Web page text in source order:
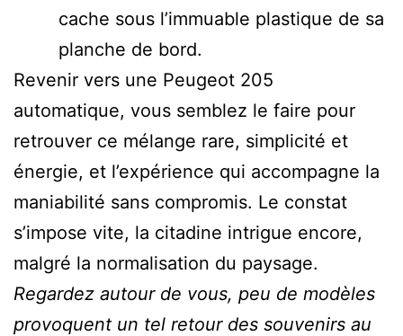
cache sous l’immuable plastique de sa
planche de bord.
Revenir vers une Peugeot 205
automatique, vous semblez le faire pour
retrouver ce mélange rare, simplicité et
énergie, et l’expérience qui accompagne la
maniabilité sans compromis. Le constat
s’impose vite, la citadine intrigue encore,
malgré la normalisation du paysage.
Regardez autour de vous, peu de modèles
provoquent un tel retour des souvenirs au